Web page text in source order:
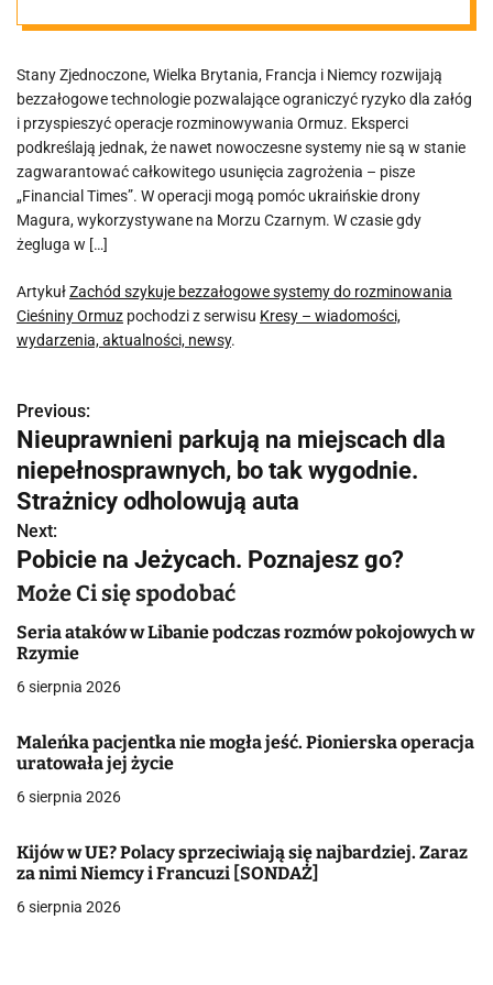
Cieśniny Ormuz
Stany Zjednoczone, Wielka Brytania, Francja i Niemcy rozwijają
bezzałogowe technologie pozwalające ograniczyć ryzyko dla załóg
i przyspieszyć operacje rozminowywania Ormuz. Eksperci
podkreślają jednak, że nawet nowoczesne systemy nie są w stanie
zagwarantować całkowitego usunięcia zagrożenia – pisze
„Financial Times”. W operacji mogą pomóc ukraińskie drony
Magura, wykorzystywane na Morzu Czarnym. W czasie gdy
żegluga w […]
ArtykułZachód szykuje bezzałogowe systemy do rozminowania
Cieśniny Ormuz pochodzi z serwisu Kresy – wiadomości,
wydarzenia, aktualności, newsy.
N
a
w
i
g
a
c
a
w
i
s
Previous:
Nieuprawnieni parkują na miejscach dla
niepełnosprawnych, bo tak wygodnie.
Strażnicy odholowują auta
Next:
Pobicie na Jeżycach. Poznajesz go?
Może Ci się spodobać
Seria ataków w Libanie podczas rozmów pokojowych w
Rzymie
6 sierpnia 2026
Maleńka pacjentka nie mogła jeść. Pionierska operacja
uratowała jej życie
6 sierpnia 2026
Kijów w UE? Polacy sprzeciwiają się najbardziej. Zaraz
za nimi Niemcy i Francuzi [SONDAŻ]
6 sierpnia 2026